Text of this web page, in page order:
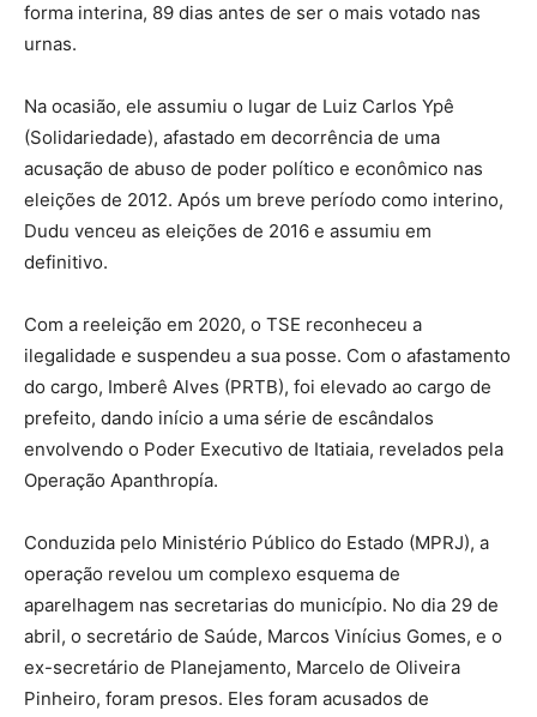
forma interina, 89 dias antes de ser o mais votado nas
urnas.
Na ocasião, ele assumiu o lugar de Luiz Carlos Ypê
(Solidariedade), afastado em decorrência de uma
acusação de abuso de poder político e econômico nas
eleições de 2012. Após um breve período como interino,
Dudu venceu as eleições de 2016 e assumiu em
definitivo.
Com a reeleição em 2020, o TSE reconheceu a
ilegalidade e suspendeu a sua posse. Com o afastamento
do cargo, Imberê Alves (PRTB), foi elevado ao cargo de
prefeito, dando início a uma série de escândalos
envolvendo o Poder Executivo de Itatiaia, revelados pela
Operação Apanthropía.
Conduzida pelo Ministério Público do Estado (MPRJ), a
operação revelou um complexo esquema de
aparelhagem nas secretarias do município. No dia 29 de
abril, o secretário de Saúde, Marcos Vinícius Gomes, e o
ex-secretário de Planejamento, Marcelo de Oliveira
Pinheiro, foram presos. Eles foram acusados de